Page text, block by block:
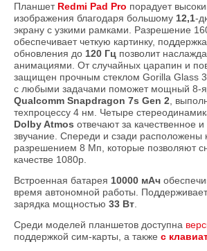
Планшет Redmi Pad Pro порадует
изображения благодаря большому 12,1-
экрану с узкими рамками. Разрешение
обеспечивает четкую картинку,
обновления до 120 Гц позволит
анимациями. От случайных царапин и
защищен прочным стеклом Gorilla Glass
с любыми задачами поможет мощный 8-
Qualcomm Snapdragon 7s Gen 2,
техпроцессу 4 нм. Четыре
Dolby Atmos отвечают за качественное
звучание. Спереди и сзади расположены
разрешением 8 Мп, которые позволяют
качестве 1080p.
Встроенная батарея 10000 мАч
время автономной работы.
зарядка мощностью 33 Вт.
Среди моделей планшетов доступна
поддержкой сим-карты, а также с